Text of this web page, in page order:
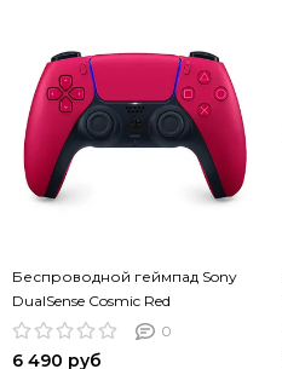
Беспроводной геймпад Sony
DualSense Cosmic Red
(космический красный)
0
6 490 руб